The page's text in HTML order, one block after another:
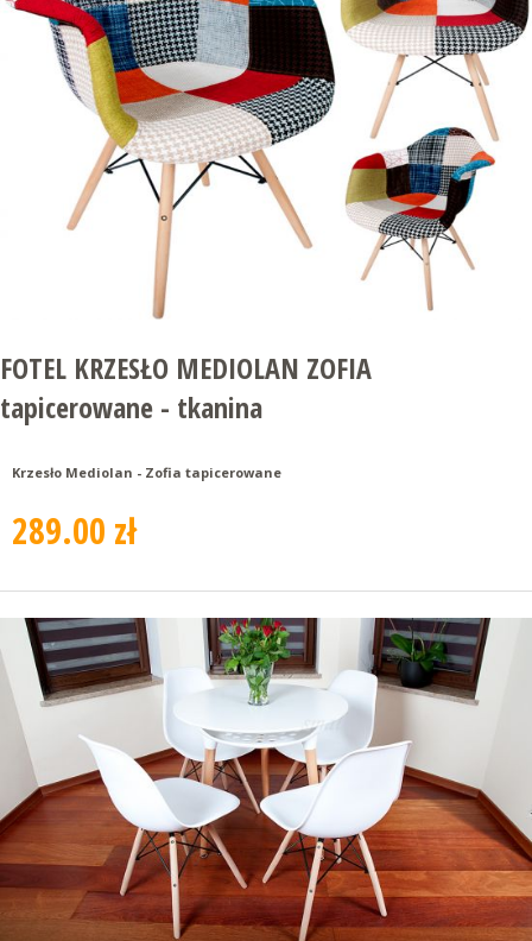
FOTEL KRZESŁO MEDIOLAN ZOFIA
tapicerowane - tkanina
Krzesło Mediolan - Zofia tapicerowane
289.00 zł